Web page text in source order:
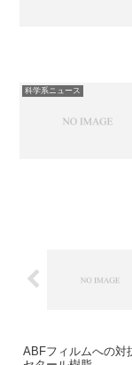
科学系ニュース
ABFフィルムへの対